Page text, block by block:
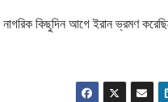
কিছুদিন আগে ইরান ভ্রমণ